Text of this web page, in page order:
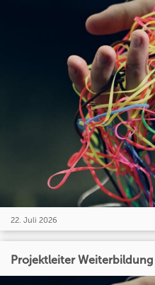
22. Juli 2026
Projektleiter